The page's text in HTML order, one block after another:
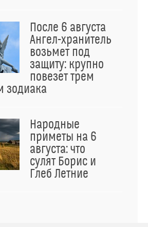
После 6 августа
Ангел-хранитель
возьмет под
защиту: крупно
повезет трем
зодиака
Народные
приметы на 6
августа: что
сулят Борис и
Глеб Летние